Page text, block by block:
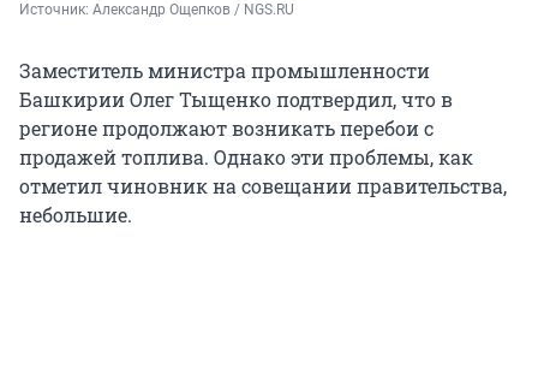
Источник: Александр Ощепков / NGS.RU
Заместитель министра промышленности
Башкирии Олег Тыщенко подтвердил, что в
регионе продолжают возникать перебои с
продажей топлива. Однако эти проблемы, как
отметил чиновник на совещании правительства,
небольшие.